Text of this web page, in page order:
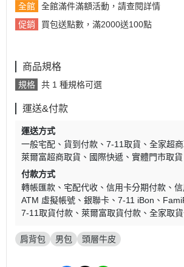
全館
全館滿件滿額活動，請查閱詳情
促銷
買包送點數，滿2000送100點
商品規格
規格 共 1 種規格可選
運送&付款
運送方式
一般宅配
貨到付款 7-11取貨
全家超
萊爾富超商取貨
國際快遞
實體門市取貨
付款方式
轉帳匯款
宅配代收 信用卡分期付款
ATM 虛擬帳號
銀聯卡 7-11 iBon
7-11取貨付款
萊爾富取貨付款 全家取
肩背包 男包 頭層牛皮